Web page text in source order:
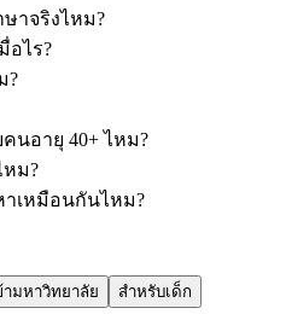
ษาจริงไหม?
อไร?
?
นอายุ 40+ ไหม?
ม?
าเหมือนกันไหม?
ามหาวิทยาลัย สำหรับเด็ก